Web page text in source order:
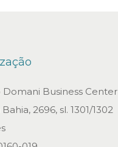
Domani Business Center
2696, sl. 1301/1302